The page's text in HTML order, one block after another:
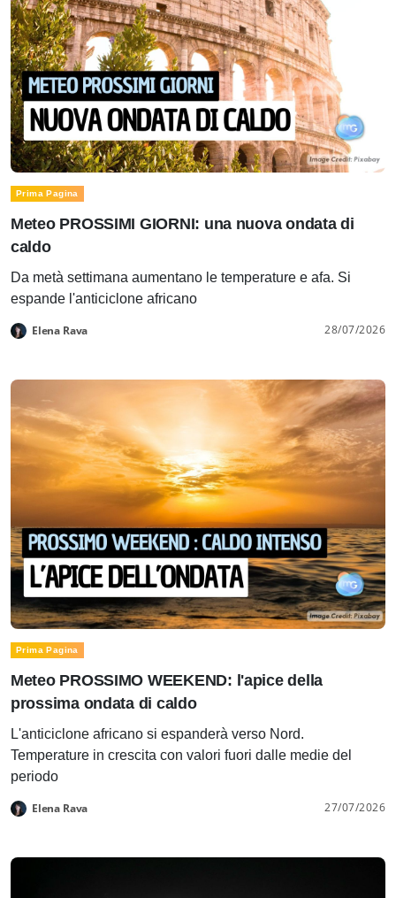
Prima Pagina
Meteo PROSSIMI GIORNI: una nuova ondata di
caldo
Da metà settimana aumentano le temperature e afa. Si
espande l'anticiclone africano
Elena Rava 28/07/2026
Prima Pagina
Meteo PROSSIMO WEEKEND: l'apice della
prossima ondata di caldo
L'anticiclone africano si espanderà verso Nord.
Temperature in crescita con valori fuori dalle medie del
periodo
Elena Rava 27/07/2026